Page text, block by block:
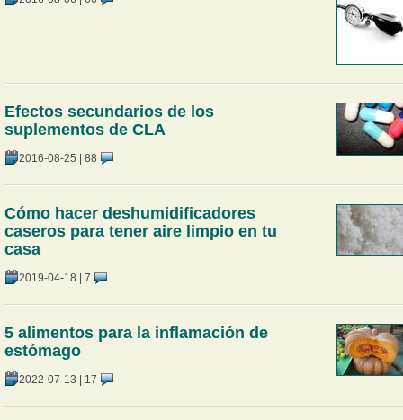
Efectos secundarios de los
suplementos de CLA
2016-08-25 | 88
Cómo hacer deshumidificadores
caseros para tener aire limpio en tu
casa
2019-04-18 | 7
5 alimentos para la inflamación de
estómago
2022-07-13 | 17